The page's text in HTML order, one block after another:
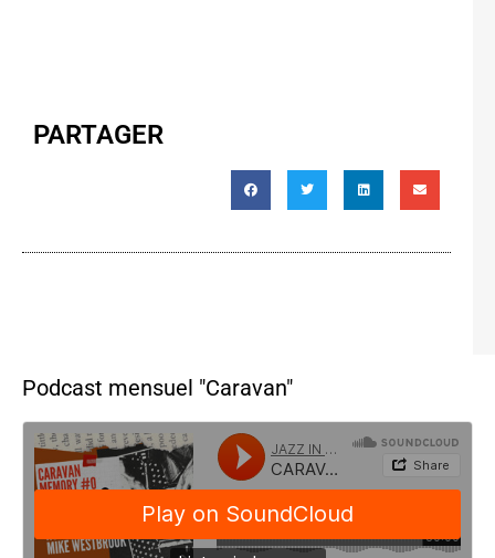
PARTAGER
Podcast mensuel "Caravan"